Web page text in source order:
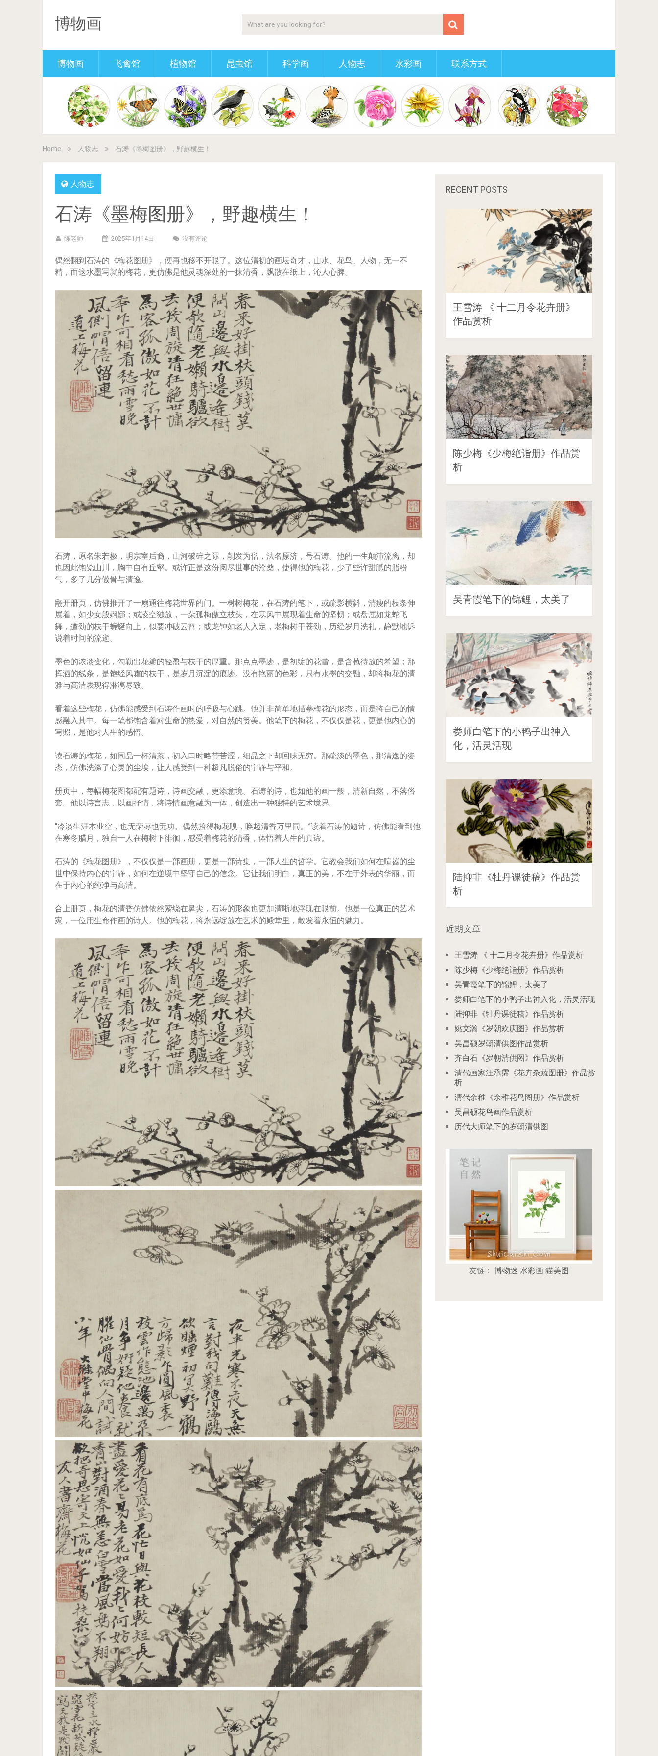
博物画
博物画 飞禽馆 植物馆 昆虫馆 科学画 人物志 水彩画 联系方式
Home 人物志 石涛《墨梅图册》，野趣横生！
人物志
石涛《墨梅图册》，野趣横生！
陈老师 2025年1月14日 没有评论
偶然翻到石涛的《梅花图册》，便再也移不开眼了。这位清初的画坛奇才，山水、花鸟、人物，无一不
精，而这水墨写就的梅花，更仿佛是他灵魂深处的一抹清香，飘散在纸上，沁人心脾。
石涛，原名朱若极，明宗室后裔，山河破碎之际，削发为僧，法名原济，号石涛。他的一生颠沛流离，却
也因此饱览山川，胸中自有丘壑。或许正是这份阅尽世事的沧桑，使得他的梅花，少了些许甜腻的脂粉
气，多了几分傲骨与清逸。
翻开册页，仿佛推开了一扇通往梅花世界的门。一树树梅花，在石涛的笔下，或疏影横斜，清瘦的枝条伸
展着，如少女般婀娜；或凌空独放，一朵孤梅傲立枝头，在寒风中展现着生命的坚韧；或盘屈如龙蛇飞
舞，遒劲的枝干蜿蜒向上，似要冲破云霄；或龙钟如老人入定，老梅树干苍劲，历经岁月洗礼，静默地诉
说着时间的流逝。
墨色的浓淡变化，勾勒出花瓣的轻盈与枝干的厚重。那点点墨迹，是初绽的花蕾，是含苞待放的希望；那
挥洒的线条，是饱经风霜的枝干，是岁月沉淀的痕迹。没有艳丽的色彩，只有水墨的交融，却将梅花的清
雅与高洁表现得淋漓尽致。
看着这些梅花，仿佛能感受到石涛作画时的呼吸与心跳。他并非简单地描摹梅花的形态，而是将自己的情
感融入其中。每一笔都饱含着对生命的热爱，对自然的赞美。他笔下的梅花，不仅仅是花，更是他内心的
写照，是他对人生的感悟。
读石涛的梅花，如同品一杯清茶，初入口时略带苦涩，细品之下却回味无穷。那疏淡的墨色，那清逸的姿
态，仿佛洗涤了心灵的尘埃，让人感受到一种超凡脱俗的宁静与平和。
册页中，每幅梅花图都配有题诗，诗画交融，更添意境。石涛的诗，也如他的画一般，清新自然，不落俗
套。他以诗言志，以画抒情，将诗情画意融为一体，创造出一种独特的艺术境界。
“冷淡生涯本业空，也无荣辱也无功。偶然拾得梅花嗅，唤起清香万里同。”读着石涛的题诗，仿佛能看到他
在寒冬腊月，独自一人在梅树下徘徊，感受着梅花的清香，体悟着人生的真谛。
石涛的《梅花图册》，不仅仅是一部画册，更是一部诗集，一部人生的哲学。它教会我们如何在喧嚣的尘
世中保持内心的宁静，如何在逆境中坚守自己的信念。它让我们明白，真正的美，不在于外表的华丽，而
在于内心的纯净与高洁。
合上册页，梅花的清香仿佛依然萦绕在鼻尖，石涛的形象也更加清晰地浮现在眼前。他是一位真正的艺术
家，一位用生命作画的诗人。他的梅花，将永远绽放在艺术的殿堂里，散发着永恒的魅力。
RECENT POSTS
王雪涛 《 十二月令花卉册》
作品赏析
陈少梅《少梅绝诣册》作品赏
析
吴青霞笔下的锦鲤，太美了
娄师白笔下的小鸭子出神入
化，活灵活现
陆抑非《牡丹课徒稿》作品赏
析
近期文章
王雪涛 《 十二月令花卉册》作品赏析
陈少梅《少梅绝诣册》作品赏析
吴青霞笔下的锦鲤，太美了
娄师白笔下的小鸭子出神入化，活灵活现
陆抑非《牡丹课徒稿》作品赏析
姚文瀚《岁朝欢庆图》作品赏析
吴昌硕岁朝清供图作品赏析
齐白石《岁朝清供图》作品赏析
清代画家汪承霈《花卉杂蔬图册》作品赏
析
清代余稚《余稚花鸟图册》作品赏析
吴昌硕花鸟画作品赏析
历代大师笔下的岁朝清供图
友链：博物迷 水彩画 猫美图